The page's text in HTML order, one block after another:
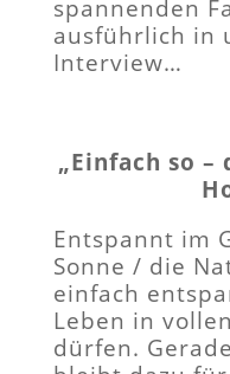
spannenden
ausführlich in
Interview…
„Einfach so –
Entspannt im
Sonne / die
einfach
Leben in
dürfen.